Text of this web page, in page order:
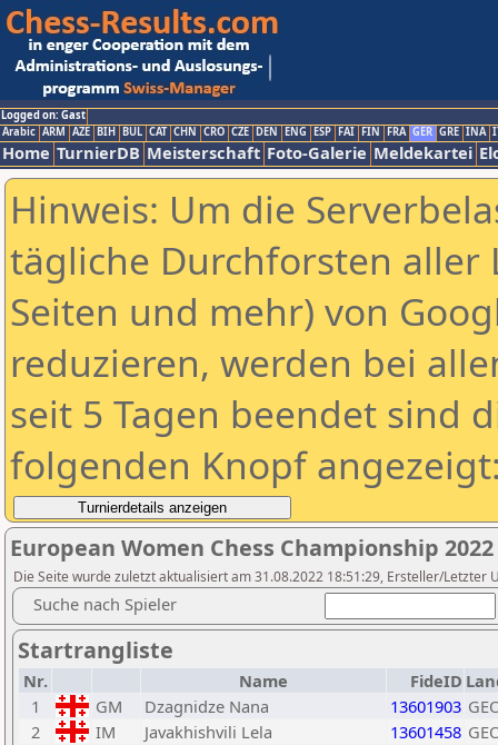
Logged on: Gast
Arabic ARM AZE BIH BUL CAT CHN CRO CZE DEN ENG ESP FAI FIN FRA GER GRE INA
Home TurnierDB Meisterschaft Foto-Galerie Meldekartei
Hinweis: Um die
tägliche Durchforsten aller
Seiten und mehr) von
reduzieren, werden bei
seit 5 Tagen beendet sind
folgenden Knopf
European Women Chess Championship 2022
Die Seite wurde zuletzt aktualisiert am 31.08.2022 18:51:29, Ersteller/Letzter
Suche nach Spieler
Startrangliste
Nr. Name FideID
1
GM Dzagnidze Nana 13601903
2
IM Javakhishvili Lela 13601458